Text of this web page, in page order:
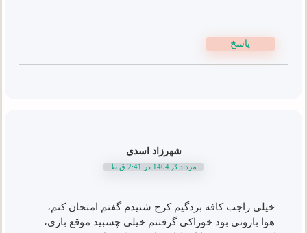
پاسخ
شهرزاد اسدی
مرداد 3, 1404 در 2:41 ق.ظ
خیلی راجب کافه بردگیم کرج شنیدم گفتم امتحان کنم،
هوا بارونی بود خوراکی گرفتنم خیلی چسبید موقع بازی،